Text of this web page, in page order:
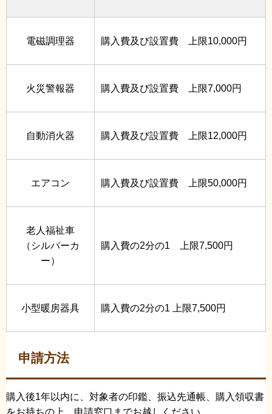
電磁調理器 購入費及び設置費 上限10,000円
火災警報器 購入費及び設置費 上限7,000円
自動消火器 購入費及び設置費 上限12,000円
エアコン 購入費及び設置費 上限50,000円
老人福祉車
（シルバーカ
ー）
購入費の2分の1 上限7,500円
小型暖房器具 購入費の2分の1 上限7,500円
申請方法
購入後1年以内に、対象者の印鑑、振込先通帳、購入領収書
をお持ちの上、申請窓口までお越しください。